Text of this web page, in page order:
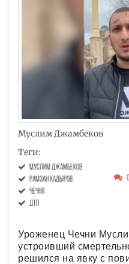
Муслим Джамбеков
Теги:
Муслим Джамбеков
Рамзан Кадыров
Чечня
дтп
0
Уроженец Чечни
устроивший
решился на явку с